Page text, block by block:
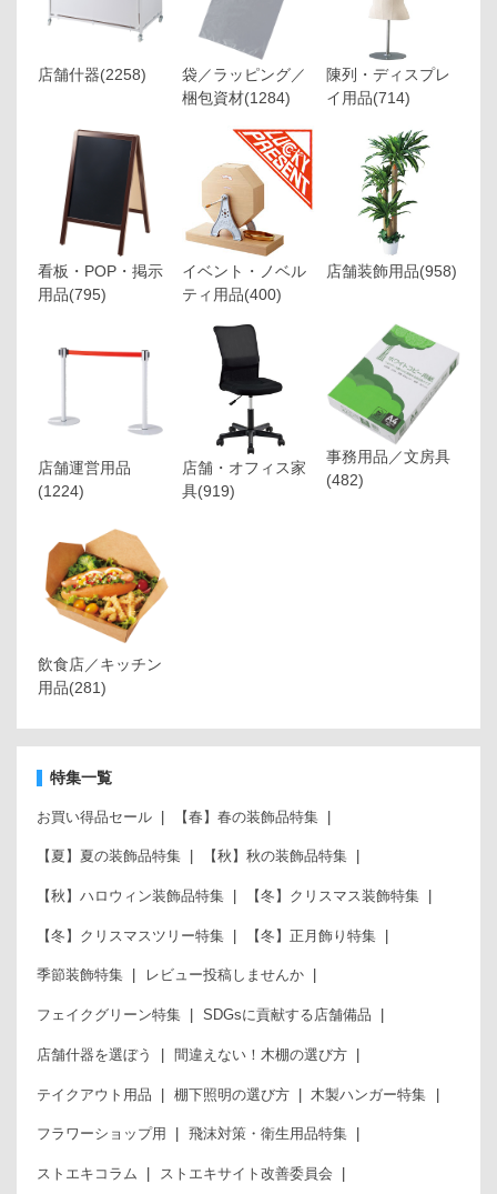
店舗什器(2258)
袋／ラッピング／
梱包資材(1284)
陳列・ディスプレ
イ用品(714)
看板・POP・掲示
用品(795)
イベント・ノベル
ティ用品(400)
店舗装飾用品(958)
店舗運営用品
(1224)
店舗・オフィス家
具(919)
事務用品／文房具
(482)
飲食店／キッチン
用品(281)
特集一覧
お買い得品セール 【春】春の装飾品特集
【夏】夏の装飾品特集 【秋】秋の装飾品特集
【秋】ハロウィン装飾品特集 【冬】クリスマス装飾特集
【冬】クリスマスツリー特集 【冬】正月飾り特集
季節装飾特集 レビュー投稿しませんか
フェイクグリーン特集 SDGsに貢献する店舗備品
店舗什器を選ぼう 間違えない！木棚の選び方
テイクアウト用品 棚下照明の選び方 木製ハンガー特集
フラワーショップ用 飛沫対策・衛生用品特集
ストエキコラム ストエキサイト改善委員会